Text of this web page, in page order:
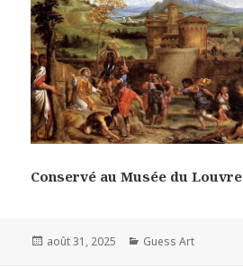
Conservé au Musée du Louvre
Posted
août 31, 2025 Categories
Guess Art